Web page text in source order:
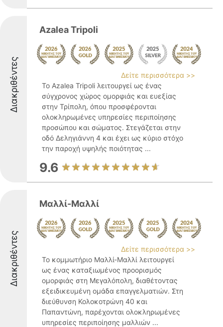
Διακριθέντες
Azalea Tripoli
Δείτε περισσότερα >>
Το Azalea Tripoli λειτουργεί ως ένας
σύγχρονος χώρος ομορφιάς και ευεξίας
στην Τρίπολη, όπου προσφέρονται
ολοκληρωμένες υπηρεσίες περιποίησης
προσώπου και σώματος. Στεγάζεται στην
οδό Δεληγιάννη 4 και έχει ως κύριο στόχο
την παροχή υψηλής ποιότητας ...
9.6
Διακριθέντες
Μαλλί-Μαλλί
Δείτε περισσότερα >>
Το κομμωτήριο Μαλλί-Μαλλί λειτουργεί
ως ένας καταξιωμένος προορισμός
ομορφιάς στη Μεγαλόπολη, διαθέτοντας
εξειδικευμένη ομάδα επαγγελματιών. Στη
διεύθυνση Κολοκοτρώνη 40 και
Παπαντώνη, παρέχονται ολοκληρωμένες
υπηρεσίες περιποίησης μαλλιών ...